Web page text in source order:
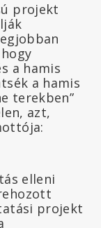
projekt
a hamis
a hamis
terekben”
azt,
elleni
projekt